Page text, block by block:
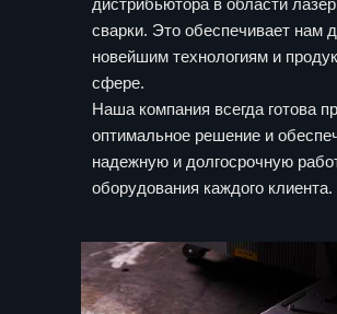
сварки. Это обеспечивает нам
новейшим технологиям и
сфере.
Наша компания всегда готова
оптимальное решение и
надежную и долгосрочную
оборудования каждого клиента.